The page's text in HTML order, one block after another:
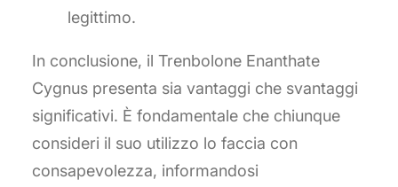
legittimo.
In conclusione, il Trenbolone Enanthate
Cygnus presenta sia vantaggi che svantaggi
significativi. È fondamentale che chiunque
consideri il suo utilizzo lo faccia con
consapevolezza, informandosi